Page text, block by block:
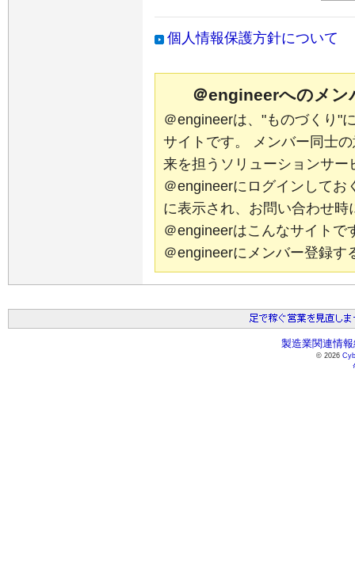
個人情報保護方針について
＠engineerへのメン
＠engineerは、"ものづくり"
サイトです。 メンバー同士
来を担うソリューションサ
＠engineerにログインしてお
に表示され、お問い合わせ時
＠engineerはこんなサイ
＠engineerにメンバー登
製造業関連情
© 2026